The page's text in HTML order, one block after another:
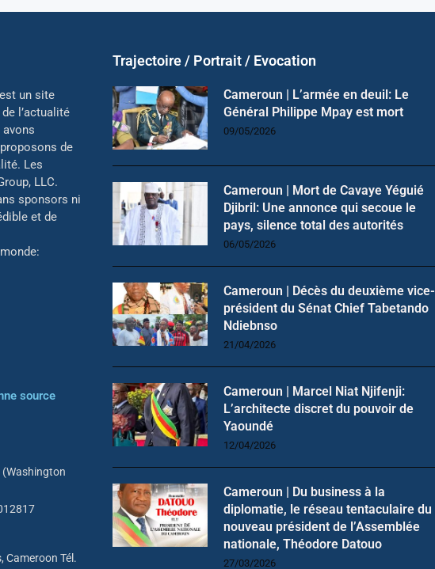
un site
l’actualité
de
Les
LLC.
sponsors ni
et de
source
(Washington
Cameroon Tél.
Trajectoire / Portrait / Evocation
Cameroun | L’armée en deuil: Le
Général Philippe Mpay est mort
09/05/2026
Cameroun | Mort de Cavaye Yéguié
Djibril: Une annonce qui secoue le
pays, silence total des autorités
06/05/2026
Cameroun | Décès du deuxième vice-
président du Sénat Chief Tabetando
Ndiebnso
21/04/2026
Cameroun | Marcel Niat Njifenji:
L’architecte discret du pouvoir de
Yaoundé
12/04/2026
Cameroun | Du business à la
diplomatie, le réseau tentaculaire du
nouveau président de l’Assemblée
nationale, Théodore Datouo
27/03/2026